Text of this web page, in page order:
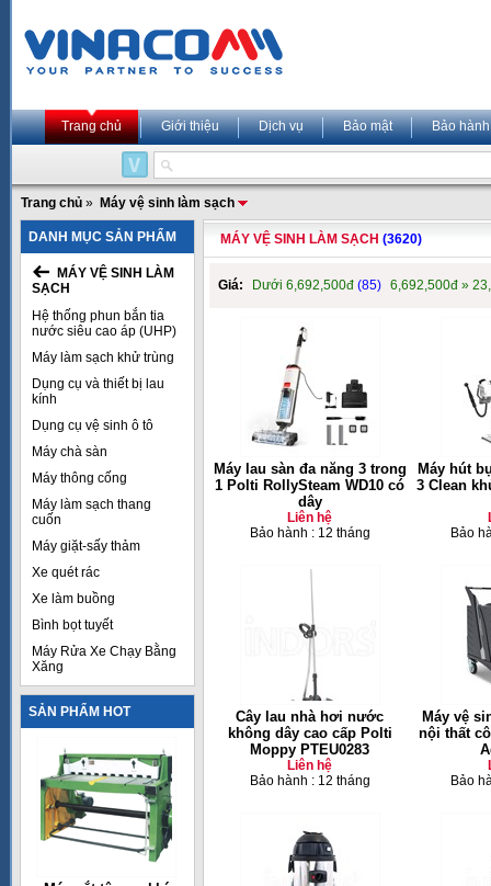
Trang chủ Giới thiệu Dịch vụ Bảo mật Bảo hành
Trang chủ » Máy vệ sinh làm sạch
DANH MỤC SẢN PHẨM
MÁY VỆ SINH LÀM
SẠCH
Hệ thống phun bắn tia
nước siêu cao áp (UHP)
Máy làm sạch khử trùng
Dụng cụ và thiết bị lau
kính
Dụng cụ vệ sinh ô tô
Máy chà sàn
Máy thông cống
Máy làm sạch thang
cuốn
Máy giặt-sấy thảm
Xe quét rác
Xe làm buồng
Bình bọt tuyết
Máy Rửa Xe Chạy Bằng
Xăng
SẢN PHẨM HOT
MÁY VỆ SINH LÀM SẠCH (3620)
Giá: Dưới 6,692,500đ (85) 6,692,500đ »
Máy lau sàn đa năng 3 trong
1 Polti RollySteam WD10 có
dây
Liên hệ
Bảo hành : 12 tháng
Máy hút
3 Clean
Bảo
Cây lau nhà hơi nước
không dây cao cấp Polti
Moppy PTEU0283
Liên hệ
Bảo hành : 12 tháng
Máy vệ
nội thất
Bảo